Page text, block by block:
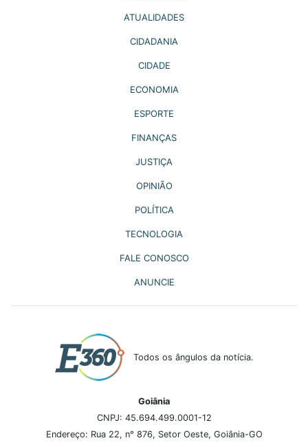
ATUALIDADES
CIDADANIA
CIDADE
ECONOMIA
ESPORTE
FINANÇAS
JUSTIÇA
OPINIÃO
POLÍTICA
TECNOLOGIA
FALE CONOSCO
ANUNCIE
Todos os ângulos da notícia.
Goiânia
CNPJ: 45.694.499.0001-12
Endereço: Rua 22, n° 876, Setor Oeste, Goiânia-GO